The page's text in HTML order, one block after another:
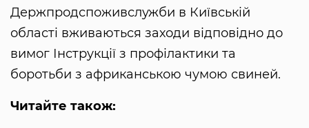
Держпродспоживслужби в Київській
області вживаються заходи відповідно до
вимог Інструкції з профілактики та
боротьби з африканською чумою свиней.
Читайте також: